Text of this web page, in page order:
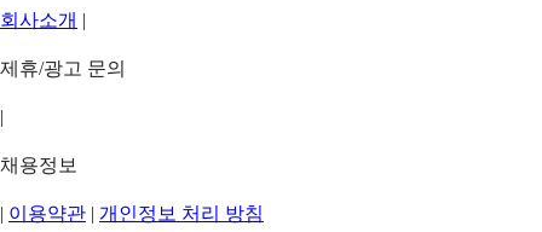
회사소개 |
제휴/광고 문의
|
채용정보
| 이용약관 | 개인정보 처리 방침